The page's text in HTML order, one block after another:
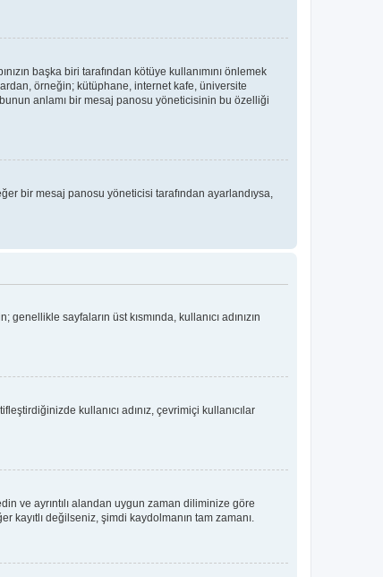
başka biri tarafından kötüye kullanımını önlemek
örneğin; kütüphane, internet kafe, üniversite
anlamı bir mesaj panosu yöneticisinin bu özelliği
bir mesaj panosu yöneticisi tarafından ayarlandıysa,
sayfaların üst kısmında, kullanıcı adınızın
kullanıcı adınız, çevrimiçi kullanıcılar
ve ayrıntılı alandan uygun zaman diliminize göre
kayıtlı değilseniz, şimdi kaydolmanın tam zamanı.